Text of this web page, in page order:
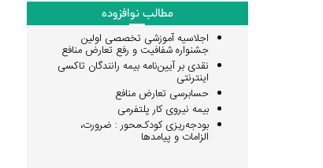
مطالب نوافزوده
اجلاسیه آموزشی تخصصی اولین
جشنواره شفافیت و رفع تعارض منافع
نقدی بر آیین‌نامه بیمه رانندگان تاکسی
اینترنتی
حسابرسی تعارض منافع
بیمه نیروی کار پلتفرمی
بودجه‌ریزی کودک‌محور : ضرورت،
الزامات و پیامدها